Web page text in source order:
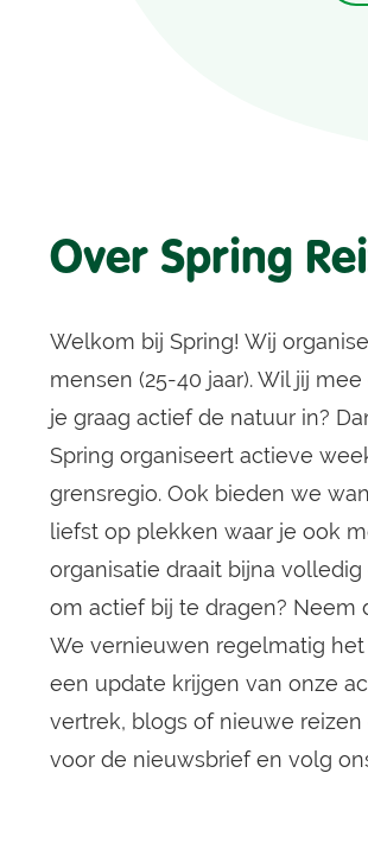
Over Spring
Welkom bij Spring! Wij
mensen (25-40 jaar). Wil jij
je graag actief de natuur in?
Spring organiseert actieve
grensregio. Ook bieden we
liefst op plekken waar je ook
organisatie draait bijna
om actief bij te dragen? Neem
We vernieuwen regelmatig
een update krijgen van onze
vertrek, blogs of nieuwe
voor de nieuwsbriefen volg